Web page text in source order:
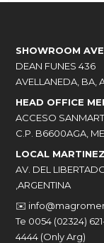
SHOWROOM
DEAN FUNES 436
AVELLANEDA, BA,
HEAD OFFICE
ACCESO
C.P. B6600AGA,
LOCAL MARTINEZ
AV. DEL
,ARGENTINA
✉️
Te 0054 (02324)
4444 (Only Arg)